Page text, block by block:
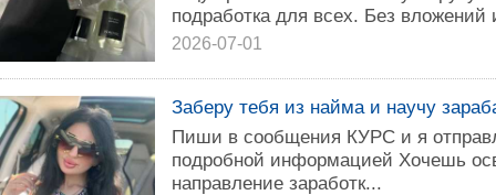
подработка для всех. Без вложений
2026-07-01
Заберу тебя из найма и научу
Пиши в сообщения КУРС и я
подробной информацией Хочешь
направление заработк...